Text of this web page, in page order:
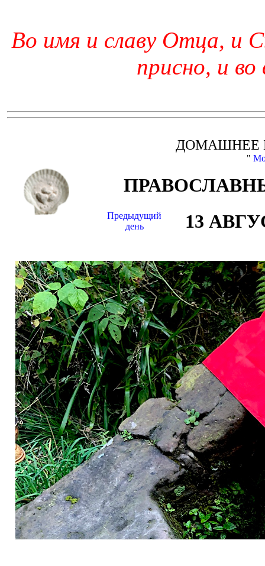
Во имя и славу Отца, и
присно, и во
ДОМАШНЕЕ
"
Предыдущий
день
13